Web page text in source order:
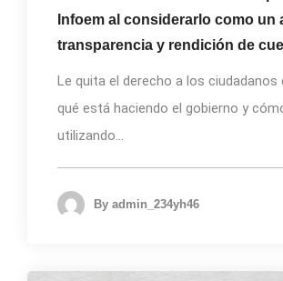
Infoem al considerarlo como un
transparencia y rendición de
Le quita el derecho a los ciudadanos
qué está haciendo el gobierno y
utilizando...
By admin_234yh46